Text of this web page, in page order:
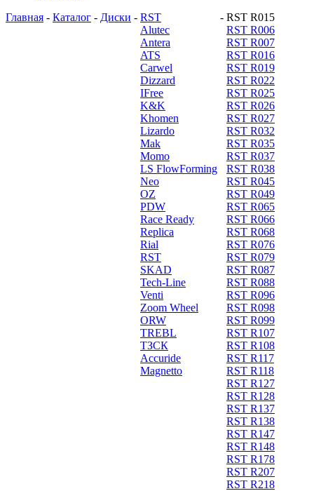
Главная - Каталог - Диски - RST
Alutec
Antera
ATS
Carwel
Dizzard
IFree
K&K
Khomen
Lizardo
Mak
Momo
LS FlowForming
Neo
OZ
PDW
Race Ready
Replica
Rial
RST
SKAD
Tech-Line
Venti
Zoom Wheel
ORW
TREBL
ТЗСК
Accuride
Magnetto
- RST R015
RST R006
RST R007
RST R016
RST R019
RST R022
RST R025
RST R026
RST R027
RST R032
RST R035
RST R037
RST R038
RST R045
RST R049
RST R065
RST R066
RST R068
RST R076
RST R079
RST R087
RST R088
RST R096
RST R098
RST R099
RST R107
RST R108
RST R117
RST R118
RST R127
RST R128
RST R137
RST R138
RST R147
RST R148
RST R178
RST R207
RST R218